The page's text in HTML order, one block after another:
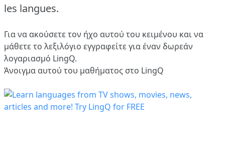
les langues.
Για να ακούσετε τον ήχο αυτού του κειμένου και να
μάθετε το λεξιλόγιο εγγραφείτε για έναν δωρεάν
λογαριασμό LingQ.
Άνοιγμα αυτού του μαθήματος στο LingQ